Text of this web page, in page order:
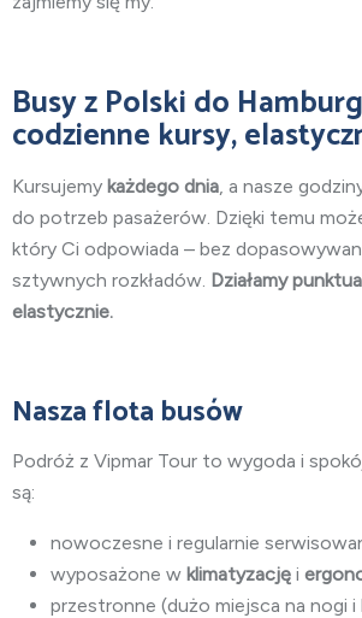
Busyz Polski do
codzienne kursy,
Kursujemy każdego dnia , a nasze
do potrzeb pasażerów. Dzięki temu
który Ci odpowiada – bez
sztywnych rozkładów. Działamy
elastycznie.
Nasza flota busów
Podróż z Vipmar Tour to wygoda i
są:
nowoczesne i regularnie
wyposażone w klimatyzację i
przestronne (dużo miejsca na nogi i